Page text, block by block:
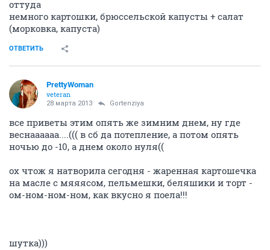
оттуда
немного картошки, брюссельской капусты + салат
(морковка, капуста)
ОТВЕТИТЬ
PrettyWoman
veteran
28 марта 2013 Gortenziya
все приветы этим опять же зимним днем, ну где
веснаааааа....((( в сб да потепление, а потом опять
ночью до -10, а днем около нуля((
ох чтож я натворила сегодня - жаренная картошечка
на масле с мяяясом, пельмешки, беляшики и торт -
ом-ном-ном-ном, как вкусно я поела!!!
шутка)))